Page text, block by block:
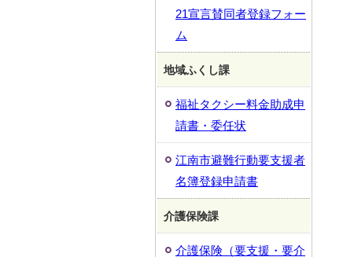
21宣言賛同者登録フォー
ム
地域ふくし課
福祉タクシー料金助成申
請書・委任状
江南市避難行動要支援者
名簿登録申請書
介護保険課
介護保険（要支援・要介